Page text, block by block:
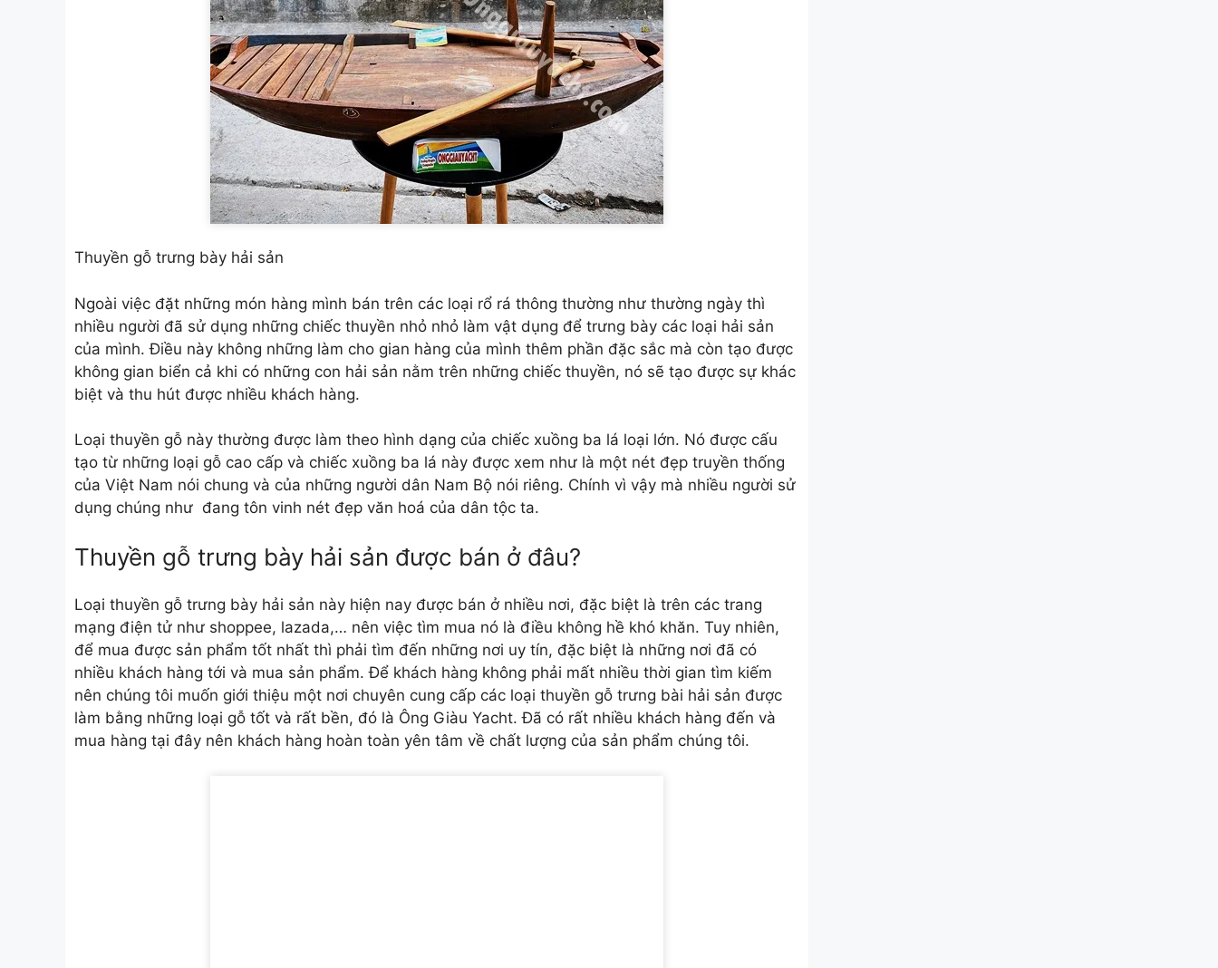
Thuyền gỗ trưng bày hải sản
Ngoài việc đặt những món hàng mình bán trên các loại rổ rá thông thường như thường ngày thì
nhiều người đã sử dụng những chiếc thuyền nhỏ nhỏ làm vật dụng để trưng bày các loại hải sản
của mình. Điều này không những làm cho gian hàng của mình thêm phần đặc sắc mà còn tạo được
không gian biển cả khi có những con hải sản nằm trên những chiếc thuyền, nó sẽ tạo được sự khác
biệt và thu hút được nhiều khách hàng.
Loại thuyền gỗ này thường được làm theo hình dạng của chiếc xuồng ba lá loại lớn. Nó được cấu
tạo từ những loại gỗ cao cấp và chiếc xuồng ba lá này được xem như là một nét đẹp truyền thống
của Việt Nam nói chung và của những người dân Nam Bộ nói riêng. Chính vì vậy mà nhiều người sử
dụng chúng như đang tôn vinh nét đẹp văn hoá của dân tộc ta.
Thuyền gỗ trưng bày hải sản được bán ở đâu?
Loại thuyền gỗ trưng bày hải sản này hiện nay được bán ở nhiều nơi, đặc biệt là trên các trang
mạng điện tử như shoppee, lazada,… nên việc tìm mua nó là điều không hề khó khăn. Tuy nhiên,
để mua được sản phẩm tốt nhất thì phải tìm đến những nơi uy tín, đặc biệt là những nơi đã có
nhiều khách hàng tới và mua sản phẩm. Để khách hàng không phải mất nhiều thời gian tìm kiếm
nên chúng tôi muốn giới thiệu một nơi chuyên cung cấp các loại thuyền gỗ trưng bài hải sản được
làm bằng những loại gỗ tốt và rất bền, đó là Ông Giàu Yacht. Đã có rất nhiều khách hàng đến và
mua hàng tại đây nên khách hàng hoàn toàn yên tâm về chất lượng của sản phẩm chúng tôi.